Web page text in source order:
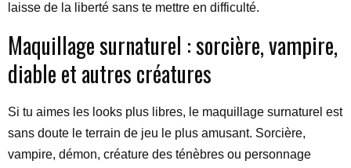
laisse de la liberté sans te mettre en difficulté.
Maquillage surnaturel : sorcière, vampire,
diable et autres créatures
Si tu aimes les looks plus libres, le maquillage surnaturel est
sans doute le terrain de jeu le plus amusant. Sorcière,
vampire, démon, créature des ténèbres ou personnage